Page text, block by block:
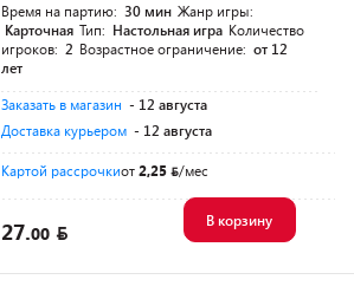
Время на партию: 30 мин Жанр игры:
Карточная Тип: Настольная игра Количество
игроков: 2 Возрастное ограничение: от 12
лет
Заказать в магазин - 12 августа
Доставка курьером - 12 августа
Картой рассрочкиот2,25 /мес
27.00
В корзину